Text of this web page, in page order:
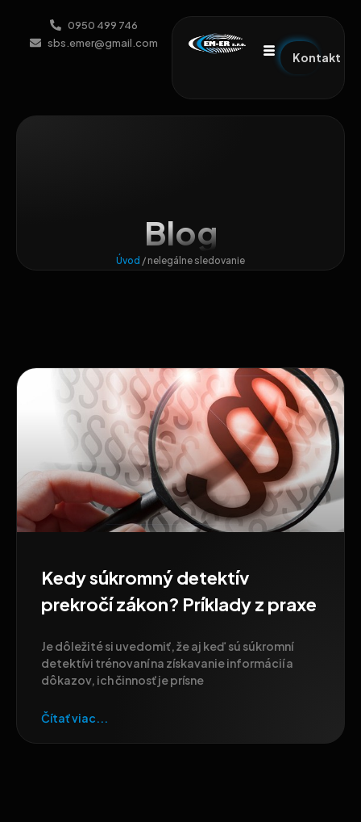
0950 499 746
sbs.emer@gmail.com
Kontakt
Blog
Úvod / nelegálne sledovanie
Kedy súkromný detektív
prekročí zákon? Príklady z praxe
Je dôležité si uvedomiť, že aj keď sú súkromní
detektívi trénovaní na získavanie informácií a
dôkazov, ich činnosť je prísne
Čítať viac...